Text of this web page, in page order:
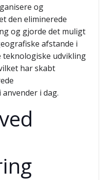
og
den eliminerede
og gjorde det muligt
afstande i
teknologiske udvikling
har skabt
i dag.